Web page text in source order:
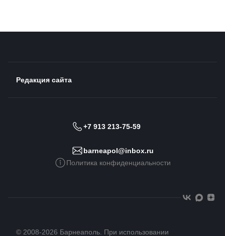
Редакция сайта
+7 913 213-75-59
barneapol@inbox.ru
Политика конфиденциальности
© 2008-2026 Барнеаполь. При использовании